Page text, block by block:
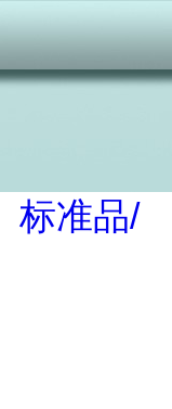
标准品/